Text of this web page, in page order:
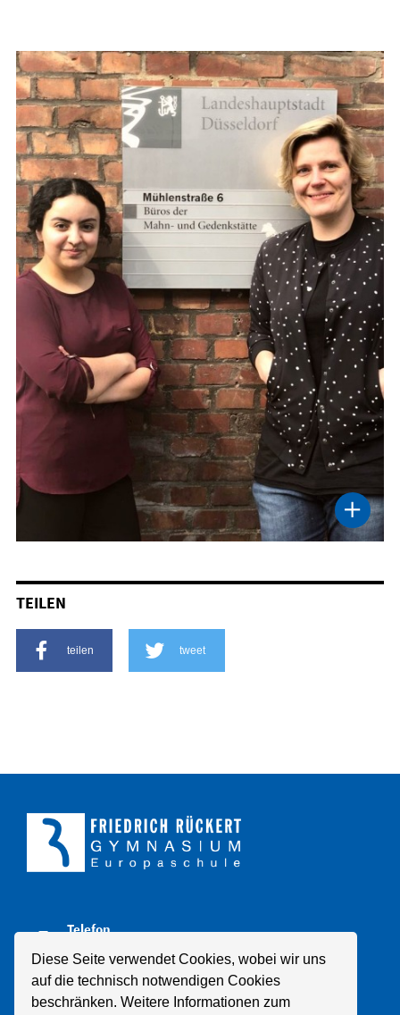
Diese Seite verwendet Cookies, wobei wir uns
auf die technisch notwendigen Cookies
beschränken. Weitere Informationen zum
TEILEN
teilen tweet
Telefon
+49 211 8998310
E-Mail